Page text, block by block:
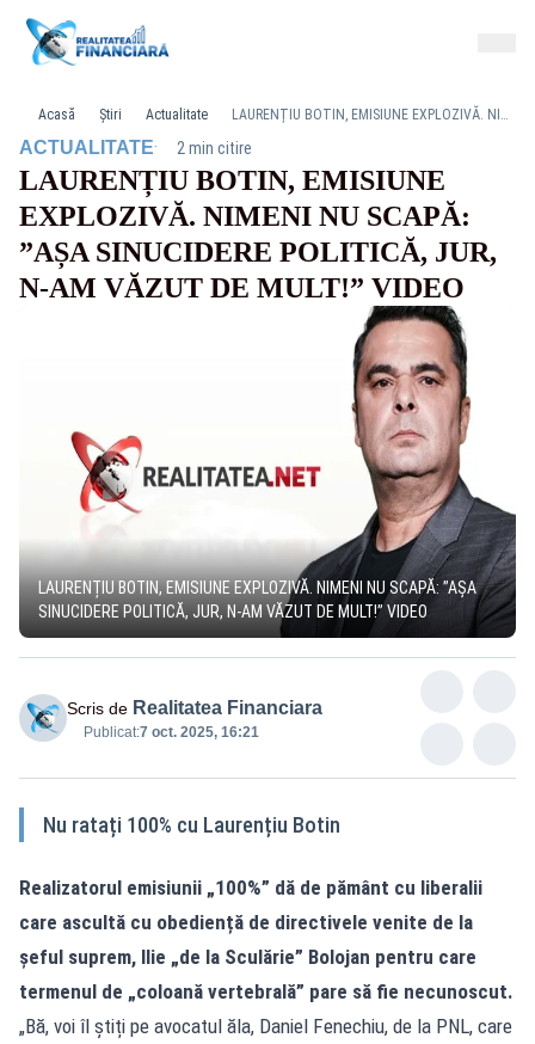
Acasă Știri Actualitate LAURENȚIU BOTIN, EMISIUNE EXPLOZIVĂ. NIMENI NU SCAPĂ: ”AȘA SINUCIDERE POLITICĂ, JUR, N-AM VĂZUT DE MULT!” VIDEO
ACTUALITATE· 2 min citire
LAURENȚIU BOTIN, EMISIUNE
EXPLOZIVĂ. NIMENI NU SCAPĂ:
”AȘA SINUCIDERE POLITICĂ, JUR,
N-AM VĂZUT DE MULT!” VIDEO
LAURENȚIU BOTIN, EMISIUNE EXPLOZIVĂ. NIMENI NU SCAPĂ: ”AȘA
SINUCIDERE POLITICĂ, JUR, N-AM VĂZUT DE MULT!” VIDEO
Scris de Realitatea Financiara
Publicat:7 oct. 2025, 16:21
Nu ratați 100% cu Laurențiu Botin
Realizatorul emisiunii „100%” dă de pământ cu liberalii
care ascultă cu obediență de directivele venite de la
șeful suprem, Ilie „de la Sculărie” Bolojan pentru care
termenul de „coloană vertebrală” pare să fie necunoscut.
„Bă, voi îl știți pe avocatul ăla, Daniel Fenechiu, de la PNL, care